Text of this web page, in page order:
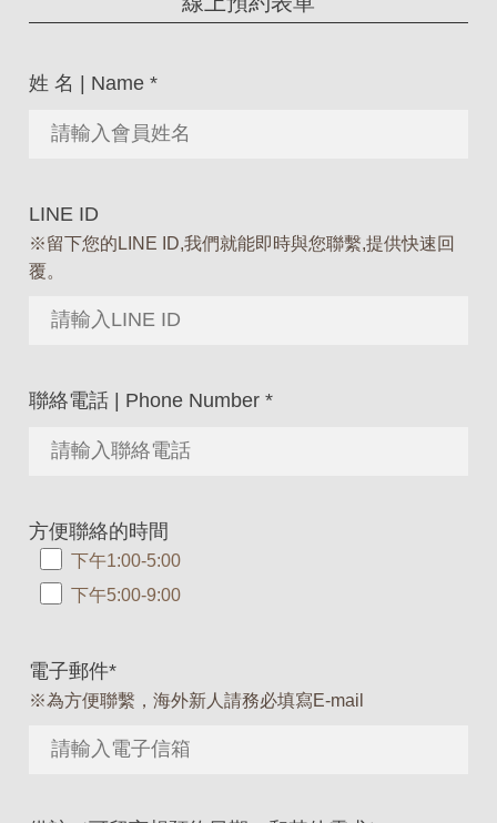
姓 名 | Name*
LINE ID
※留下您的LINE ID,我們就能即時與您聯繫,提供快速回
覆。
聯絡電話 | Phone Number*
方便聯絡的時間
下午1:00-5:00
下午5:00-9:00
電子郵件*
※為方便聯繫，海外新人請務必填寫E-mail